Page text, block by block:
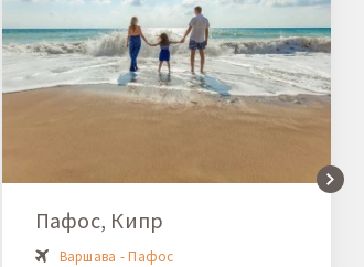
Пафос, Кипр
Варшава - Пафос